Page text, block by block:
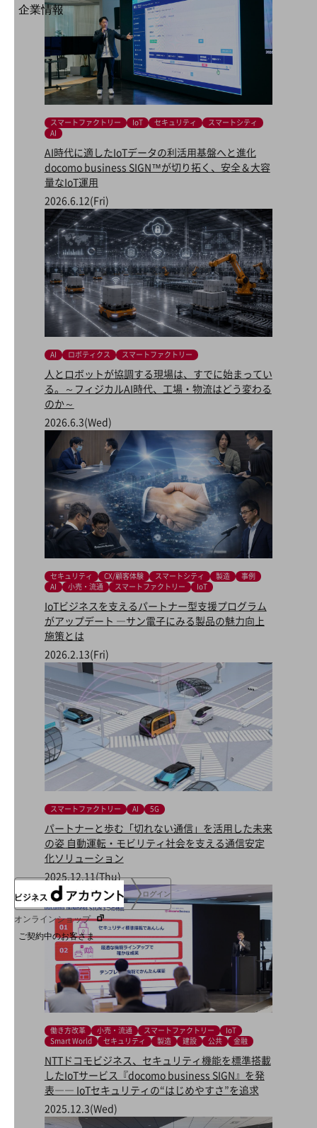
別ウィンドウで開きます
企業情報
企業情報TOP
会社案内
会社案内TOP
社長からのご挨拶
事業拠点
グループ会社
会社案内パンフレット
ニュースルーム
ニュースルームTOP
ニュースリリース
地域からの発表
重要なお知らせ
お知らせ
社外からの評価実績
サステナビリティ
サステナビリティTOP
NTTドコモビジネスグループのサステナビリティ
サステナビリティ基本方針
サステナビリティレポート
ダイバーシティ
経営情報TOP
決算公告
電子公告
基礎的電気通信役務損益明細表
採用情報
採用情報TOP
新卒採用
経験者採用
障がい者採用
人材育成制度
広告・協賛
NTTドコモグループ
ログイン
オンラインショップ
ご契約中のお客さま
サービス別サポート情報
ご契約中サービスの一元管理
Web明細(ビリングステーション)
スマートファクトリー IoT セキュリティ
スマートシティ
AI
AI時代に適したIoTデータの利活用基盤へと進化
docomo business SIGN™が切り拓く、安全＆大容
量なIoT運用
2026.6.12(Fri)
AI ロボティクス スマートファクトリー
人とロボットが協調する現場は、すでに始まってい
る。～フィジカルAI時代、工場・物流はどう変わる
のか～
2026.6.3(Wed)
セキュリティ CX/顧客体験 スマートシティ 製造
事例
AI
小売・流通 スマートファクトリー IoT
IoTビジネスを支えるパートナー型支援プログラム
がアップデート ―サン電子にみる製品の魅力向上
施策とは
2026.2.13(Fri)
スマートファクトリー AI 5G
パートナーと歩む「切れない通信」を活用した未来
の姿 自動運転・モビリティ社会を支える通信安定
化ソリューション
2025.12.11(Thu)
働き方改革 小売・流通 スマートファクトリー
IoT
Smart World
セキュリティ 製造 建設 公共 金融
NTTドコモビジネス、セキュリティ機能を標準搭載
したIoTサービス『docomo business SIGN』を発
表―― IoTセキュリティの“はじめやすさ”を追求
2025.12.3(Wed)